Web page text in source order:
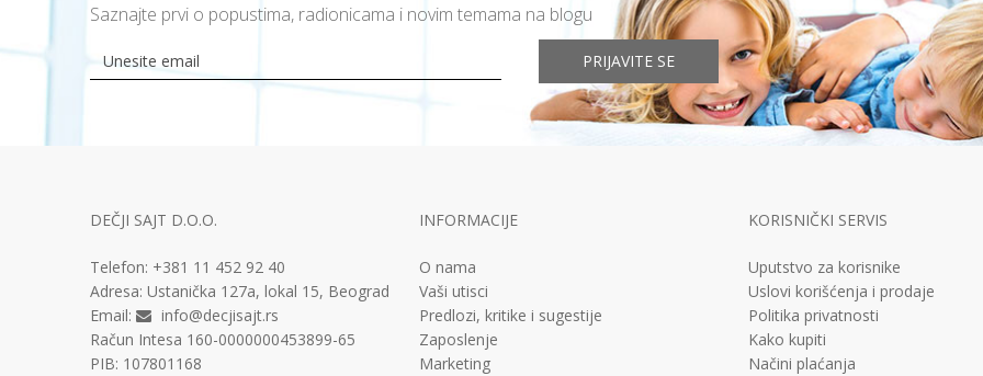
Saznajte prvi o popustima, radionicama i novim temama na blogu
PRIJAVITE SE
DEČJI SAJT D.O.O.
Telefon: +381 11 452 92 40
Adresa: Ustanička 127a, lokal 15, Beograd
Email:
info@decjisajt.rs
Račun Intesa 160-0000000453899-65
PIB: 107801168
INFORMACIJE
O nama
Vaši utisci
Predlozi, kritike i sugestije
Zaposlenje
Marketing
KORISNIČKI SERVIS
Uputstvo za korisnike
Uslovi korišćenja i prodaje
Politika privatnosti
Kako kupiti
Načini plaćanja